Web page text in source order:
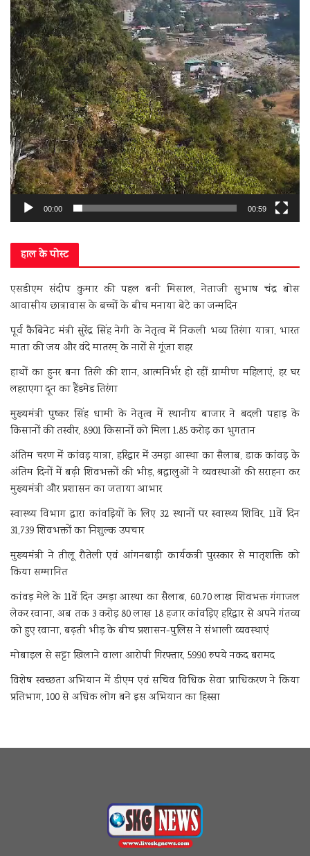
00:00 00:59
हाल के पोस्ट
एसडीएम संदीप कुमार की पहल बनी मिसाल, नेताजी सुभाष चंद्र बोस
आवासीय छात्रावास के बच्चों के बीच मनाया बेटे का जन्मदिन
पूर्व कैबिनेट मंत्री सुरेंद्र सिंह नेगी के नेतृत्व में निकली भव्य तिरंगा यात्रा, भारत
माता की जय और वंदे मातरम् के नारों से गूंजा शहर
हाथों का हुनर बना तिरंगे की शान, आत्मनिर्भर हो रहीं ग्रामीण महिलाएं, हर घर
लहराएगा दून का हैंडमेड तिरंगा
मुख्यमंत्री पुष्कर सिंह धामी के नेतृत्व में स्थानीय बाजार ने बदली पहाड़ के
किसानों की तस्वीर, 8901 किसानों को मिला 1.85 करोड़ का भुगतान
अंतिम चरण में कांवड़ यात्रा, हरिद्वार में उमड़ा आस्था का सैलाब, डाक कांवड़ के
अंतिम दिनों में बढ़ी शिवभक्तों की भीड़, श्रद्धालुओं ने व्यवस्थाओं की सराहना कर
मुख्यमंत्री और प्रशासन का जताया आभार
स्वास्थ्य विभाग द्वारा कांवड़ियों के लिए 32 स्थानों पर स्वास्थ्य शिविर, 11वें दिन
31,739 शिवभक्तों का निशुल्क उपचार
मुख्यमंत्री ने तीलू रौतेली एवं आंगनबाड़ी कार्यकत्री पुरस्कार से मातृशक्ति को
किया सम्मानित
कांवड़ मेले के 11वें दिन उमड़ा आस्था का सैलाब, 60.70 लाख शिवभक्त गंगाजल
लेकर रवाना, अब तक 3 करोड़ 80 लाख 18 हजार कांवड़िए हरिद्वार से अपने गंतव्य
को हुए रवाना, बढ़ती भीड़ के बीच प्रशासन-पुलिस ने संभाली व्यवस्थाएं
मोबाइल से सट्टा खिलाने वाला आरोपी गिरफ्तार, 5990 रुपये नकद बरामद
विशेष स्वच्छता अभियान में डीएम एवं सचिव विधिक सेवा प्राधिकरण ने किया
प्रतिभाग, 100 से अधिक लोग बने इस अभियान का हिस्सा